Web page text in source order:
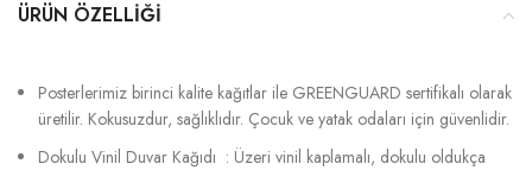
ÜRÜN ÖZELLIĞI
Posterlerimiz birinci kalite kağıtlar ile GREENGUARD sertifikalı olarak
üretilir. Kokusuzdur, sağlıklıdır. Çocuk ve yatak odaları için güvenlidir.
Dokulu Vinil Duvar Kağıdı : Üzeri vinil kaplamalı, dokulu oldukça